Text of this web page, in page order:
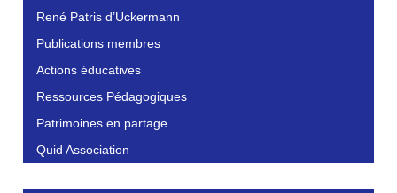
René Patris d’Uckermann
Publications membres
Actions éducatives
Ressources Pédagogiques
Patrimoines en partage
Quid Association